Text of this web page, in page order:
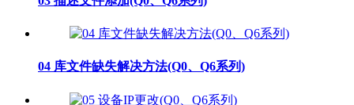
04 库文件缺失解决方法(Q0、Q6系列)